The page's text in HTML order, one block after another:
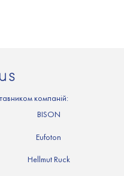
компаній:
BISON
Eufoton
Hellmut Ruck